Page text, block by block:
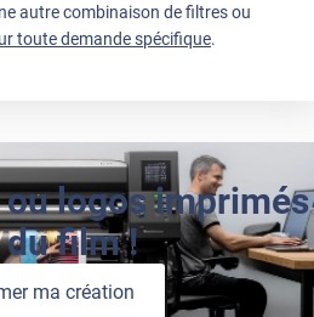
autre combinaison de filtres ou
toute demande spécifique.
logos imprimés
film !
ma création